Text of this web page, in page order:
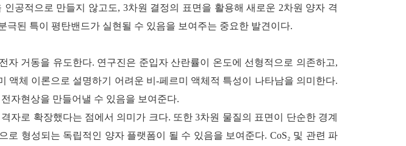
공적으로 만들지 않고도, 3차원 결정의 표면을 활용해 새로운 2차원 양자 격
극된 특이 평탄밴드가 실현될 수 있음을 보여주는 중요한 발견이다.
자 거동을 유도한다. 연구진은 준입자 산란률이 온도에 선형적으로 의존하고,
액체 이론으로 설명하기 어려운 비-페르미 액체적 특성이 나타남을 의미한다.
자현상을 만들어낼 수 있음을 보여준다.
자로 확장했다는 점에서 의미가 크다. 또한 3차원 물질의 표면이 단순한 경계
형성되는 독립적인 양자 플랫폼이 될 수 있음을 보여준다. CoS₂ 및 관련 파